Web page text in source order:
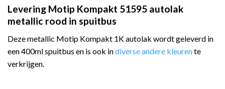
Levering Motip Kompakt 51595 autolak
metallic rood in spuitbus
Deze metallic Motip Kompakt 1K autolak wordt geleverd in
een 400ml spuitbus en is ook indiverse andere kleurente
verkrijgen.